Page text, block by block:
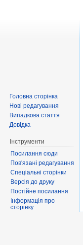
Головна сторінка
Нові редагування
Випадкова стаття
Довідка
Інструменти
Посилання сюди
Пов'язані редагування
Спеціальні сторінки
Версія до друку
Постійне посилання
Інформація про
сторінку